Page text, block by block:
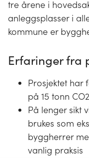
tre årene i
anleggsplasser i
kommune er
Erfaringer fra
Prosjektet har
på 15 tonn CO2
På lenger sikt
brukes som
byggherrer
vanlig praksis